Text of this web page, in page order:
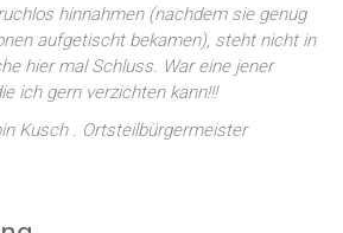
hinnahmen (nachdem sie genug
aufgetischt bekamen), steht nicht in
hier mal Schluss. War eine jener
ich gern verzichten kann!!!
Kusch . Ortsteilbürgermeister